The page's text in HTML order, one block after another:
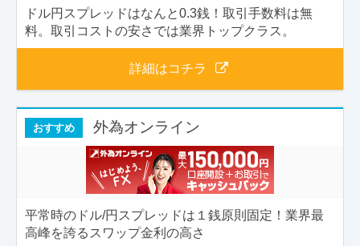
ドル円スプレッドはなんと0.3銭！取引手数料は無
料。取引コストの安さでは業界トップクラス。
詳細はコチラ
おすすめ 外為オンライン
平常時のドル/円スプレッドは１銭原則固定！業界最
高峰を誇るスワップ金利の高さ